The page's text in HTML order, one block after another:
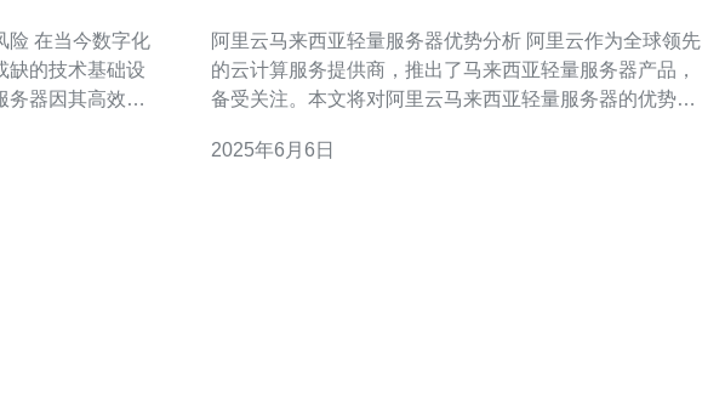
化
缺的技术基础设
务器因其高效性
来西亚云服务
阿里云马来西亚轻量服务器优势分析 阿里云作为全球领先
的云计算服务提供商，推出了马来西亚轻量服务器产品，
备受关注。本文将对阿里云马来西亚轻量服务器的优势进
量服务器采用高性能硬件，配备最新的处理器和存储设
2025年6月6日